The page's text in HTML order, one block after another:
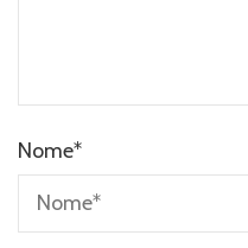
Nome*